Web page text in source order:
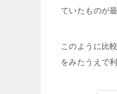
ていたものが
このように比
をみたうえで